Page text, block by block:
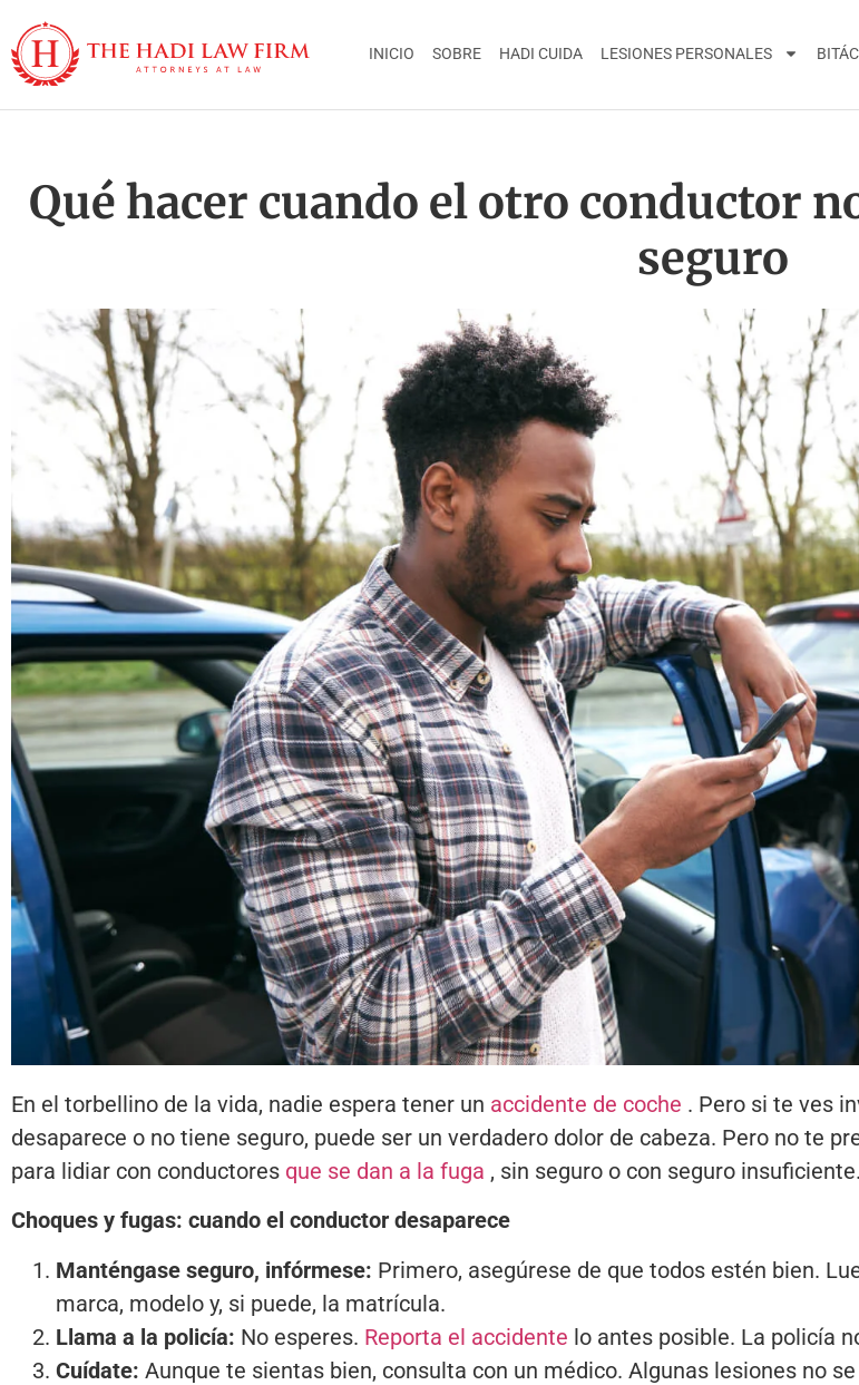
INICIO SOBRE HADI CUIDA LESIONES PERSONALES
Qué hacer cuando el otro conductor
seguro
En el torbellino de la vida, nadie espera tener un accidente de coche . Pero si te ves
desaparece o no tiene seguro, puede ser un verdadero dolor de cabeza. Pero no te
para lidiar con conductores que se dan a la fuga , sin seguro o con seguro insuficiente.
Choques y fugas: cuando el conductor desaparece
Manténgase seguro, infórmese: Primero, asegúrese de que todos estén bien.
marca, modelo y, si puede, la matrícula.
Llama a la policía: No esperes. Reporta el accidente lo antes posible. La policía
Cuídate: Aunque te sientas bien, consulta con un médico. Algunas lesiones no